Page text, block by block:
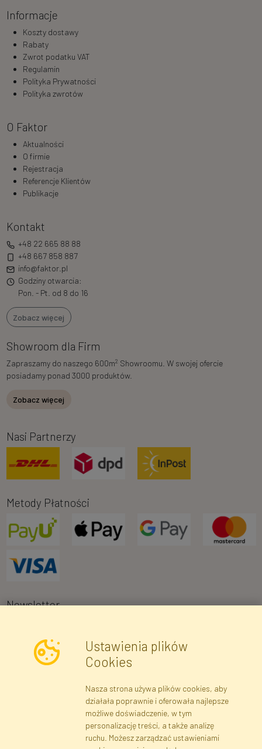
Informacje
Koszty dostawy
Rabaty
Zwrot podatku VAT
Regulamin
Polityka Prywatności
Polityka zwrotów
O Faktor
Aktualności
O firmie
Rejestracja
Referencje Klientów
Publikacje
Kontakt
+48 22 665 88 88
+48 667 858 887
info@faktor.pl
Godziny otwarcia:
Pon. - Pt. od 8 do 16
Zobacz więcej
Showroom dla Firm
Zapraszamy do naszego 600m2 Showroomu. W swojej ofercie
posiadamy ponad 3000 produktów.
Zobacz więcej
Nasi Partnerzy
Metody Płatności
Newsletter
Wyrażam zgodę na przetwarzanie moich danych osobowych w celu
otrzymywania informacji marketingowych i ofert handlowych za
o.o.. Poinformowano mnie o prawie wglądu do treści moich danych
osobowych oraz ich poprawiania, a także iż podanie danych jest
Ustawienia plików
Cookies
Nasza strona używa plików cookies, aby
działała poprawnie i oferowała najlepsze
możliwe doświadczenie, w tym
personalizację treści, a także analizę
ruchu. Możesz zarządzać ustawieniami